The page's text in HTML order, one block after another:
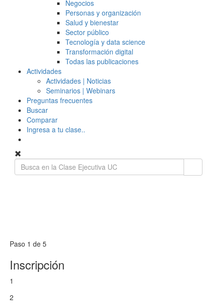
Negocios
Personas y organización
Salud y bienestar
Sector público
Tecnología y data science
Transformación digital
Todas las publicaciones
Actividades
Actividades | Noticias
Seminarios | Webinars
Preguntas frecuentes
Buscar
Comparar
Ingresa a tu clase..
Paso 1 de 5
Inscripción
1
2